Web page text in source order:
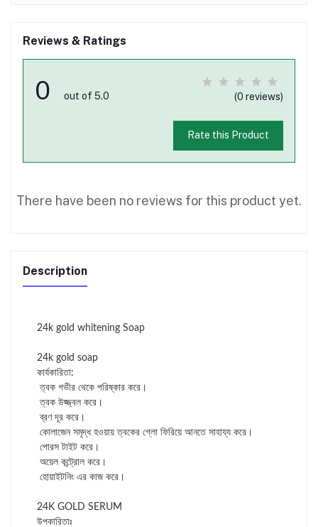
Reviews & Ratings
0 out of 5.0 (0 reviews)
Rate this Product
There have been no reviews for this product yet.
Description
24k gold whitening Soap
24k gold soap
কার্যকারিতা:
ত্বক গভীর থেকে পরিষ্কার করে।
ত্বক উজ্জ্বল করে।
ব্রণ দূর করে।
কোলাজেন সমৃদ্ধ হওয়ায় ত্বকের গ্লো ফিরিয়ে আনতে সাহায্য করে।
পোরস টাইট করে।
অয়েল কন্ট্রোল করে।
হোয়াইটনিং এর কাজ করে।
24K GOLD SERUM
উপকারিতাঃ